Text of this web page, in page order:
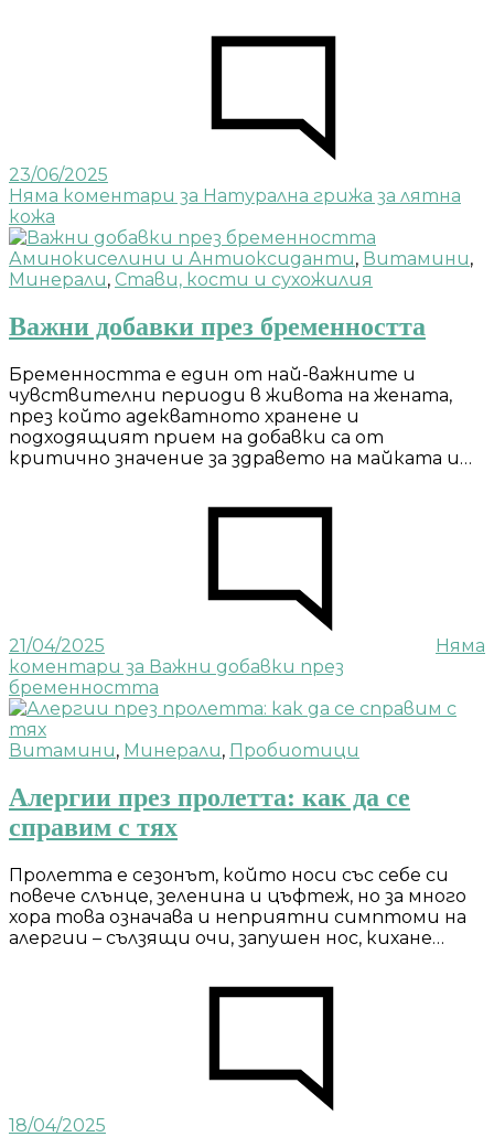
23/06/2025
Няма коментари за Натурална грижа за лятна
кожа
Аминокиселини и Антиоксиданти, Витамини,
Минерали, Стави, кости и сухожилия
Важни добавки през бременността
Бременността е един от най-важните и
чувствителни периоди в живота на жената,
през който адекватното хранене и
подходящият прием на добавки са от
критично значение за здравето на майката и…
21/04/2025
Няма
коментари за Важни добавки през
бременността
Витамини, Минерали, Пробиотици
Алергии през пролетта: как да се
справим с тях
Пролетта е сезонът, който носи със себе си
повече слънце, зеленина и цъфтеж, но за много
хора това означава и неприятни симптоми на
алергии – сълзящи очи, запушен нос, кихане…
18/04/2025